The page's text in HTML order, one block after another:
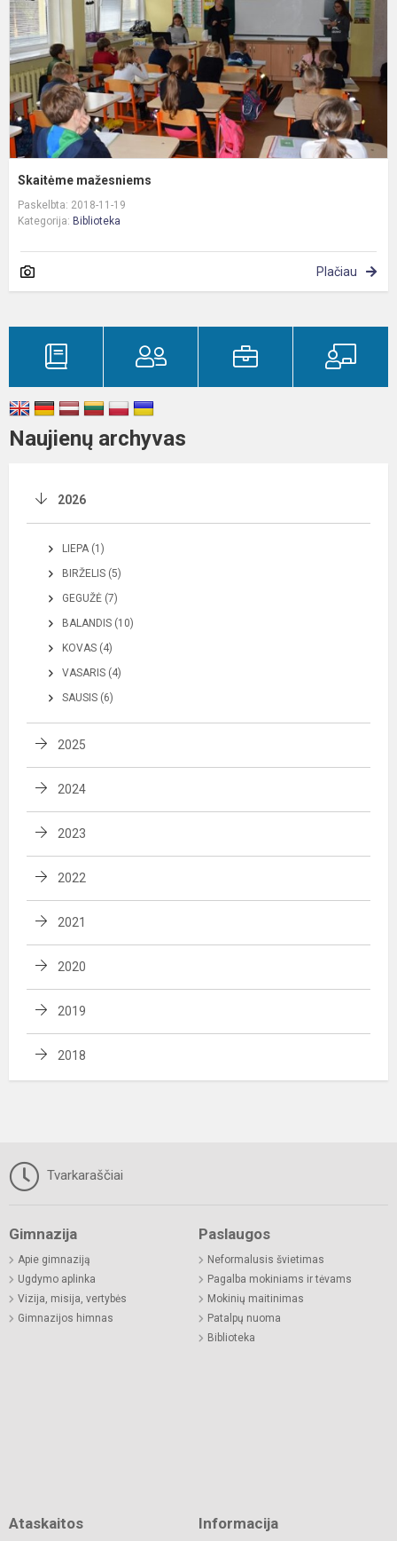
Skaitėme mažesniems
Paskelbta: 2018-11-19
Kategorija: Biblioteka
Plačiau
Naujienų archyvas
2026
LIEPA (1)
BIRŽELIS (5)
GEGUŽĖ (7)
BALANDIS (10)
KOVAS (4)
VASARIS (4)
SAUSIS (6)
2025
2024
2023
2022
2021
2020
2019
2018
Tvarkaraščiai
Gimnazija
Apie gimnaziją
Ugdymo aplinka
Vizija, misija, vertybės
Gimnazijos himnas
Paslaugos
Neformalusis švietimas
Pagalba mokiniams ir tėvams
Mokinių maitinimas
Patalpų nuoma
Biblioteka
Ataskaitos Informacija